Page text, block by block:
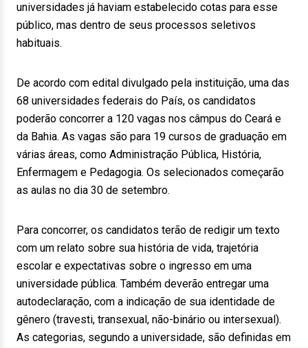
universidades já haviam estabelecido cotas para esse
público, mas dentro de seus processos seletivos
habituais.
De acordo com edital divulgado pela instituição, uma das
68 universidades federais do País, os candidatos
poderão concorrer a 120 vagas nos câmpus do Ceará e
da Bahia. As vagas são para 19 cursos de graduação em
várias áreas, como Administração Pública, História,
Enfermagem e Pedagogia. Os selecionados começarão
as aulas no dia 30 de setembro.
Para concorrer, os candidatos terão de redigir um texto
com um relato sobre sua história de vida, trajetória
escolar e expectativas sobre o ingresso em uma
universidade pública. Também deverão entregar uma
autodeclaração, com a indicação de sua identidade de
gênero (travesti, transexual, não-binário ou intersexual).
As categorias, segundo a universidade, são definidas em